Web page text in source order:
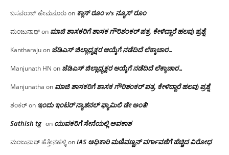
ಬಸವರಾಜ್ ಹೇಮನೂರುon ಕ್ಲಾಸ್ ರೂಂ v/s ನ್ಯೂಸ್ ರೂಂ
ಮಂಜುನಾಥ್on ಮಾಜಿ ಶಾಸಕರಿಗೆ ಶಾಸಕ ಗೌರಿಶಂಕರ್ ಪತ್ರ, ಕೇಳಿದ್ದಾರೆ ಹಲವು ಪ್ರಶ್ನೆ
Kantharajuon ಜೆಡಿಎಸ್ ಜಿಲ್ಲಾಧ್ಯಕ್ಷರ ಆಯ್ಕೆಗೆ ನಡೆದಿದೆ ಲೆಕ್ಕಾಚಾರ…
Manjunath HN on ಜೆಡಿಎಸ್ ಜಿಲ್ಲಾಧ್ಯಕ್ಷರ ಆಯ್ಕೆಗೆ ನಡೆದಿದೆ ಲೆಕ್ಕಾಚಾರ…
Manjunatha on ಮಾಜಿ ಶಾಸಕರಿಗೆ ಶಾಸಕ ಗೌರಿಶಂಕರ್ ಪತ್ರ, ಕೇಳಿದ್ದಾರೆ ಹಲವು ಪ್ರಶ್ನೆ
ಶಂಕರ್on ಇಂದು ಇಂಟರ್ ನ್ಯಾಶನಲ್ ಫ್ಯಾಮಿಲಿ ಡೇ ಅಂತೆ!
Sathish tg on ಯುವಕರಿಗೆ ಸೇನೆಯಲ್ಲಿ ಅವಕಾಶ
ಮಂಜುನಾಥ್ ಹೆತ್ತೇನಹಳ್ಳಿonIAS ಅಧಿಕಾರಿ ಮಣಿವಣ್ಣನ್ ವರ್ಗಾವಣೆಗೆ ಹೆಚ್ಚಿದ‌ ವಿರೋಧ